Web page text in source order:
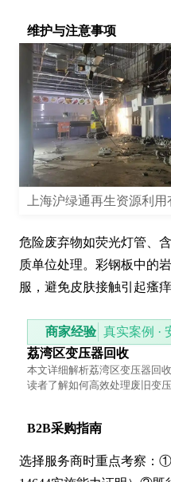
维护与注意事项
危险废弃物如荧光灯管、
质单位处理。彩钢板中的
服，避免皮肤接触引起瘙痒
商家经验 真实案例 ·
荔湾区变压器回收
本文详细解析荔湾区变压器回
读者了解如何高效处理废旧变
B2B采购指南
选择服务商时重点考察：